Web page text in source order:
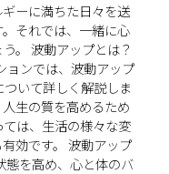
ーに満ちた日々を送
それでは、一緒に心
。 波動アップとは？
ョンでは、波動アップ
いて詳しく解説しま
生の質を高めるため
は、生活の様々な変
効です。 波動アップ
態を高め、心と体のバ